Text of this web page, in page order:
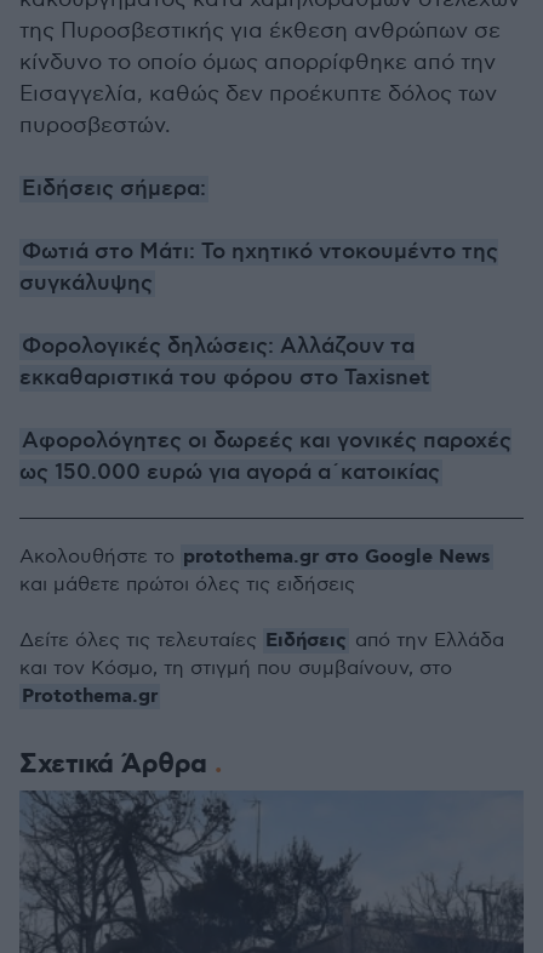
της Πυροσβεστικής για έκθεση ανθρώπων σε
κίνδυνο το οποίο όμως απορρίφθηκε από την
Εισαγγελία, καθώς δεν προέκυπτε δόλος των
πυροσβεστών.
Ειδήσεις σήμερα:
Φωτιά στο Μάτι: Το ηχητικό ντοκουμέντο της
συγκάλυψης
Φορολογικές δηλώσεις: Αλλάζουν τα
εκκαθαριστικά του φόρου στο Taxisnet
Αφορολόγητες οι δωρεές και γονικές παροχές
ως 150.000 ευρώ για αγορά α΄κατοικίας
Σχετικά Άρθρα
Ακολουθήστε το protothema.gr στο Google News
και μάθετε πρώτοι όλες τις ειδήσεις
Δείτε όλες τις τελευταίες Ειδήσεις από την Ελλάδα
και τον Κόσμο, τη στιγμή που συμβαίνουν, στο
Protothema.gr